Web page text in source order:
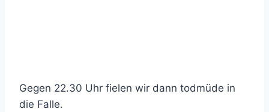
Gegen 22.30 Uhr fielen wir dann todmüde in
die Falle.